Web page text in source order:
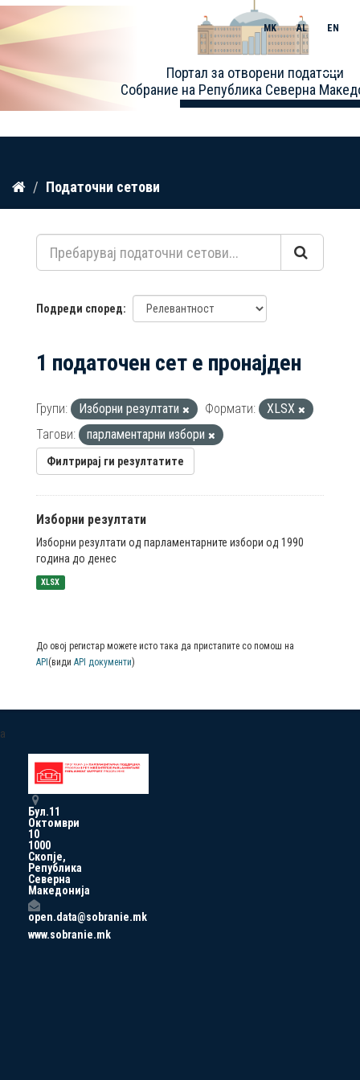
Прескокнете
содржина
Портал за отворени податоци
Собрание на Република Северна
MK AL EN
Toggle
Податочни сетови
Подреди според
1 податочен сет е пронајден
Групи: Изборни резултати Формати:
XLSX
Тагови:
парламентарни избори
Филтрирај ги резултатите
Изборни резултати
Изборни резултати од парламентарните избори од 1990
година до денес
XLSX
До овој регистар можете исто така да пристапите со помош на
API (види API документи)
a
Бул.11
Октомври
10
1000
Скопје,
Република
Северна
Македонија
open.data@sobranie.mk
www.sobranie.mk